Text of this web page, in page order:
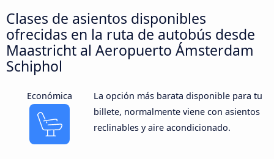
Clases de asientos disponibles
ofrecidas en la ruta de autobús desde
Maastricht al Aeropuerto Ámsterdam
Schiphol
Económica
La opción más barata disponible para tu
billete, normalmente viene con asientos
reclinables y aire acondicionado.